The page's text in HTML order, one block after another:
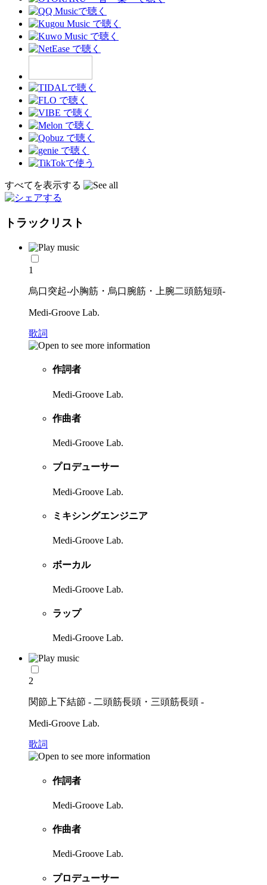
すべてを表示する
トラックリスト
1
烏口突起-小胸筋・烏口腕筋・上腕二頭筋短頭-
Medi-Groove Lab.
歌詞
作詞者
Medi-Groove Lab.
作曲者
Medi-Groove Lab.
プロデューサー
Medi-Groove Lab.
ミキシングエンジニア
Medi-Groove Lab.
ボーカル
Medi-Groove Lab.
ラップ
Medi-Groove Lab.
2
関節上下結節 - 二頭筋長頭・三頭筋長頭 -
Medi-Groove Lab.
歌詞
作詞者
Medi-Groove Lab.
作曲者
Medi-Groove Lab.
プロデューサー